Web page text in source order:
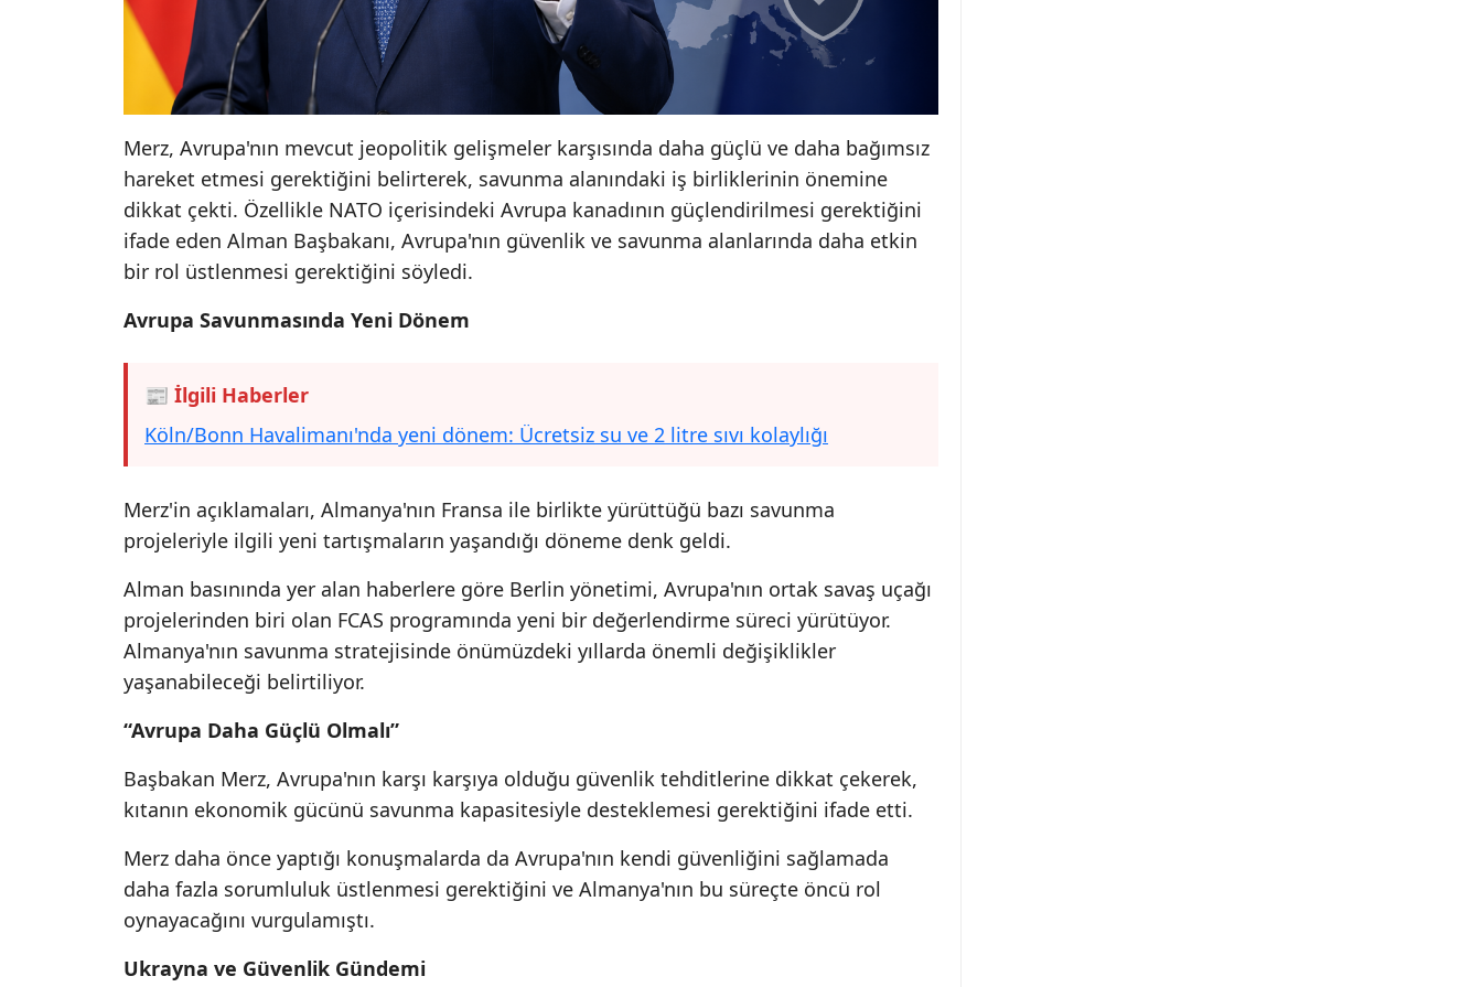
Merz, Avrupa'nın mevcut jeopolitik gelişmeler karşısında daha güçlü ve daha bağımsız
hareket etmesi gerektiğini belirterek, savunma alanındaki iş birliklerinin önemine
dikkat çekti. Özellikle NATO içerisindeki Avrupa kanadının güçlendirilmesi gerektiğini
ifade eden Alman Başbakanı, Avrupa'nın güvenlik ve savunma alanlarında daha etkin
bir rol üstlenmesi gerektiğini söyledi.
Avrupa Savunmasında Yeni Dönem
📰 İlgili Haberler
Köln/Bonn Havalimanı'nda yeni dönem: Ücretsiz su ve 2 litre sıvı kolaylığı
Merz'in açıklamaları, Almanya'nın Fransa ile birlikte yürüttüğü bazı savunma
projeleriyle ilgili yeni tartışmaların yaşandığı döneme denk geldi.
Alman basınında yer alan haberlere göre Berlin yönetimi, Avrupa'nın ortak savaş uçağı
projelerinden biri olan FCAS programında yeni bir değerlendirme süreci yürütüyor.
Almanya'nın savunma stratejisinde önümüzdeki yıllarda önemli değişiklikler
yaşanabileceği belirtiliyor.
“Avrupa Daha Güçlü Olmalı”
Başbakan Merz, Avrupa'nın karşı karşıya olduğu güvenlik tehditlerine dikkat çekerek,
kıtanın ekonomik gücünü savunma kapasitesiyle desteklemesi gerektiğini ifade etti.
Merz daha önce yaptığı konuşmalarda da Avrupa'nın kendi güvenliğini sağlamada
daha fazla sorumluluk üstlenmesi gerektiğini ve Almanya'nın bu süreçte öncü rol
oynayacağını vurgulamıştı.
Ukrayna ve Güvenlik Gündemi